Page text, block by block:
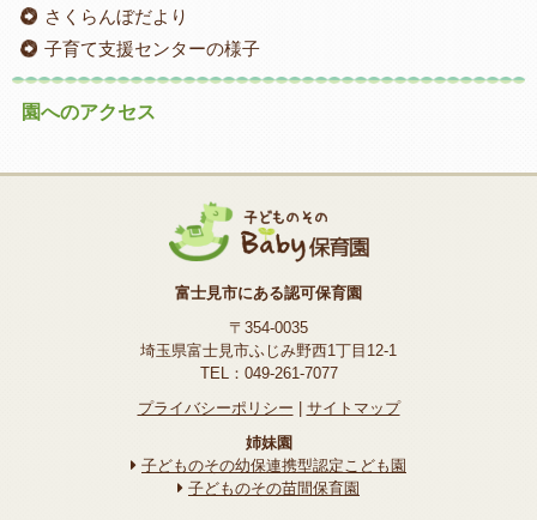
さくらんぼだより
子育て支援センターの様子
園へのアクセス
富士見市にある認可保育園
〒354-0035
埼玉県富士見市ふじみ野西1丁目12-1
TEL：049-261-7077
プライバシーポリシー | サイトマップ
姉妹園
子どものその幼保連携型認定こども園
子どものその苗間保育園